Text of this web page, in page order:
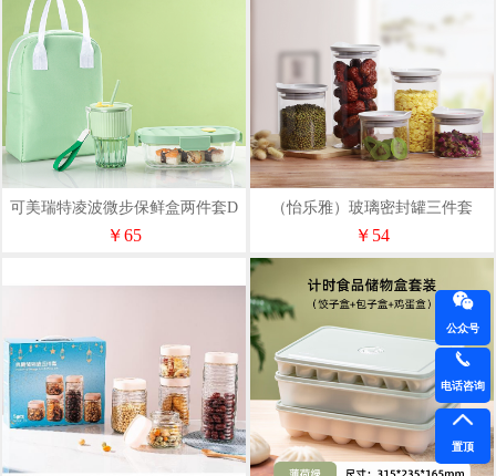
可美瑞特凌波微步保鲜盒两件套D
￥65
（怡乐雅）玻璃密封罐三件套
YLYG388
￥54
公众号
电话咨询
置顶